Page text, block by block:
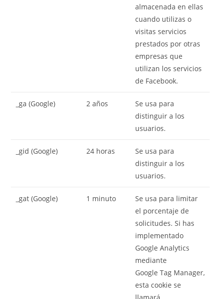
almacenada en ellas
cuando utilizas o
visitas servicios
prestados por otras
empresas que
utilizan los servicios
de Facebook.
_ga (Google) 2 años
Se usa para
distinguir a los
usuarios.
_gid (Google) 24 horas
Se usa para
distinguir a los
usuarios.
_gat (Google) 1 minuto
Se usa para limitar
el porcentaje de
solicitudes. Si has
implementado
Google Analytics
mediante
Google Tag Manager,
esta cookie se